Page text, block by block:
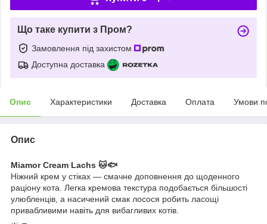
Що таке купити з Пром?
Замовлення під захистом
Доступна доставка
Опис Характеристики Доставка Оплата Умови
Опис
Miamor Cream Lachs 🐱🐟
Ніжний крем у стіках — смачне доповнення до щоденного
раціону кота. Легка кремова текстура подобається більшості
улюбленців, а насичений смак лосося робить ласощі
привабливими навіть для вибагливих котів.